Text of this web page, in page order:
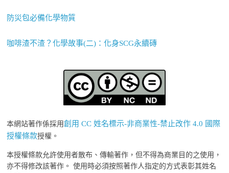
防災包必備化學物質
咖啡渣不渣？化學故事(二)：化身SCG永續磚
本網站著作係採用創用 CC 姓名標示-非商業性-禁止改作 4.0 國際
授權條款授權。
本授權條款允許使用者散布、傳輸著作，但不得為商業目的之使用，
亦不得修改該著作。 使用時必須按照著作人指定的方式表彰其姓名